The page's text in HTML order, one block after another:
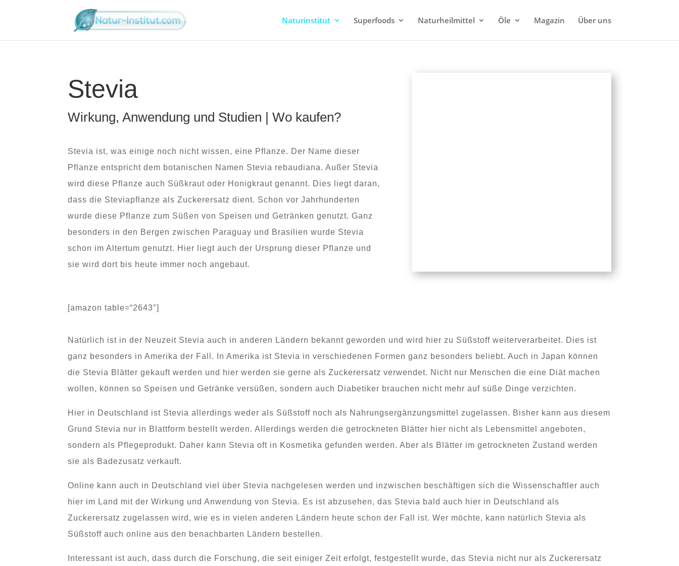
Naturinstitut Superfoods Naturheilmittel Öle Magazin Über uns
Stevia
Wirkung, Anwendung und Studien | Wo kaufen?
Stevia ist, was einige noch nicht wissen, eine Pflanze. Der Name dieser
Pflanze entspricht dem botanischen Namen Stevia rebaudiana. Außer Stevia
wird diese Pflanze auch Süßkraut oder Honigkraut genannt. Dies liegt daran,
dass die Steviapflanze als Zuckerersatz dient. Schon vor Jahrhunderten
wurde diese Pflanze zum Süßen von Speisen und Getränken genutzt. Ganz
besonders in den Bergen zwischen Paraguay und Brasilien wurde Stevia
schon im Altertum genutzt. Hier liegt auch der Ursprung dieser Pflanze und
sie wird dort bis heute immer noch angebaut.
[amazon table=“2643″]
Natürlich ist in der Neuzeit Stevia auch in anderen Ländern bekannt geworden und wird hier zu Süßstoff weiterverarbeitet. Dies ist
ganz besonders in Amerika der Fall. In Amerika ist Stevia in verschiedenen Formen ganz besonders beliebt. Auch in Japan können
die Stevia Blätter gekauft werden und hier werden sie gerne als Zuckerersatz verwendet. Nicht nur Menschen die eine Diät machen
wollen, können so Speisen und Getränke versüßen, sondern auch Diabetiker brauchen nicht mehr auf süße Dinge verzichten.
Hier in Deutschland ist Stevia allerdings weder als Süßstoff noch als Nahrungsergänzungsmittel zugelassen. Bisher kann aus diesem
Grund Stevia nur in Blattform bestellt werden. Allerdings werden die getrockneten Blätter hier nicht als Lebensmittel angeboten,
sondern als Pflegeprodukt. Daher kann Stevia oft in Kosmetika gefunden werden. Aber als Blätter im getrockneten Zustand werden
sie als Badezusatz verkauft.
Online kann auch in Deutschland viel über Stevia nachgelesen werden und inzwischen beschäftigen sich die Wissenschaftler auch
hier im Land mit der Wirkung und Anwendung von Stevia. Es ist abzusehen, das Stevia bald auch hier in Deutschland als
Zuckerersatz zugelassen wird, wie es in vielen anderen Ländern heute schon der Fall ist. Wer möchte, kann natürlich Stevia als
Süßstoff auch online aus den benachbarten Ländern bestellen.
Interessant ist auch, dass durch die Forschung, die seit einiger Zeit erfolgt, festgestellt wurde, das Stevia nicht nur als Zuckerersatz